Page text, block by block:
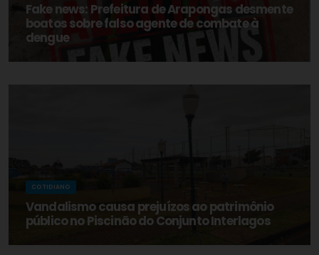
Fake news: Prefeitura de Arapongas desmente
boatos sobre falso agente de combate à
dengue
COTIDIANO
Vandalismo causa prejuízos ao patrimônio
público no Piscinão do Conjunto Interlagos